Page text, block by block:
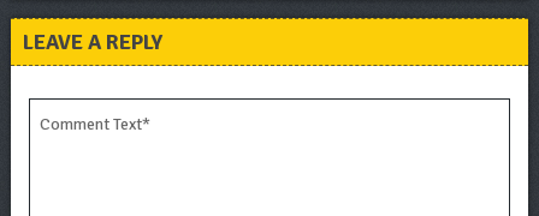
LEAVE A REPLY